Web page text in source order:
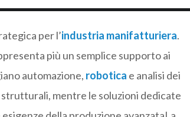
per l’industria manifatturiera.
più un semplice supporto ai
automazione, robotica e analisi dei
mentre le soluzioni dedicate